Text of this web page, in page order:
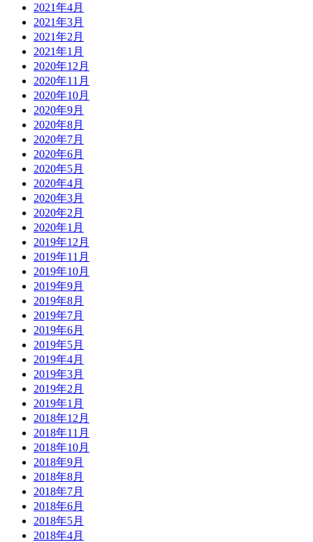
2021年4月
2021年3月
2021年2月
2021年1月
2020年12月
2020年11月
2020年10月
2020年9月
2020年8月
2020年7月
2020年6月
2020年5月
2020年4月
2020年3月
2020年2月
2020年1月
2019年12月
2019年11月
2019年10月
2019年9月
2019年8月
2019年7月
2019年6月
2019年5月
2019年4月
2019年3月
2019年2月
2019年1月
2018年12月
2018年11月
2018年10月
2018年9月
2018年8月
2018年7月
2018年6月
2018年5月
2018年4月